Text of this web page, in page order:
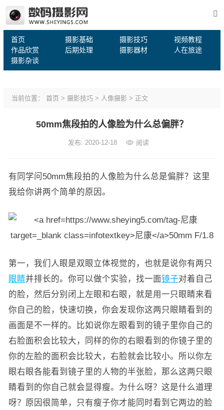
首页 摄影基础 摄影技巧
视频教程
作品欣赏
后期处理 摄影器材
人在旅途
摄影杂谈
当前位置： 首页 > 摄影技巧> 人像摄影 > 正文
50mm焦段拍的人像脸为什么总偏胖？
发布: 2020-12-18 阅读
有同学问50mm焦段拍的人像脸为什么总是偏胖？这里
我给你讲两个简单的原因。
第一，我们人眼是双眼立体视觉的，也就是说你有两只
眼睛并排长的。你可以做个实验，找一面镜子对着自己
的脸，然后分别闭上左眼和右眼，就是用一只眼睛来看
你自己的脸，快速切换，你会发现你这两只眼睛看到的
画面是不一样的。比如说你左眼看到的镜子里你自己的
右脸面积会比较大，同样的你的右眼看到的你镜子里的
你的左脸的面积会比较大，右脸就会比较小。所以你左
眼右眼各能看到镜子里的人物的半张脸，那么这两只眼
睛看到的你自己就会显得瘦。为什么呀？这是什么道理
呀？原因很简单，只有瘦子你才能同时看到它两边的脸